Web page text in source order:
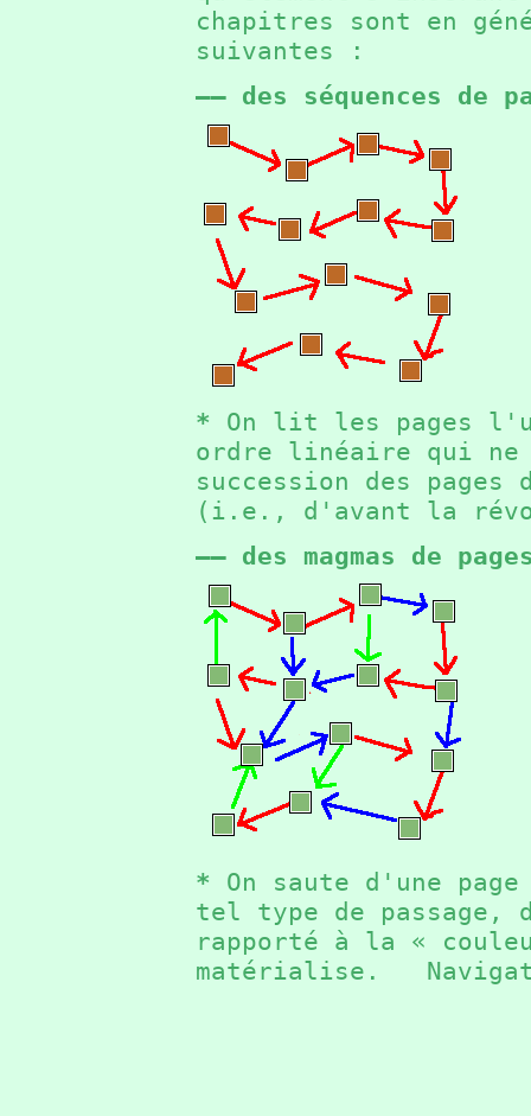
chapitres sont en
suivantes :
—— des séquences de
* On lit les pages
ordre linéaire qui
succession des
(i.e., d'avant la
—— des magmas de
* On saute d'une
tel type de passage,
rapporté à la «
matérialise.